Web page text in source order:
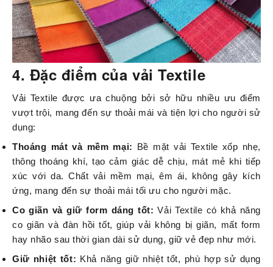
4. Đặc điểm của vải Textile
Vải Textile được ưa chuộng bởi sở hữu nhiều ưu điểm
vượt trội, mang đến sự thoải mái và tiện lợi cho người sử
dụng:
Thoáng mát và mềm mại: Bề mặt vải Textile xốp nhẹ,
thông thoáng khí, tạo cảm giác dễ chịu, mát mẻ khi tiếp
xúc với da. Chất vải mềm mại, êm ái, không gây kích
ứng, mang đến sự thoải mái tối ưu cho người mặc.
Co giãn và giữ form dáng tốt: Vải Textile có khả năng
co giãn và đàn hồi tốt, giúp vải không bị giãn, mất form
hay nhão sau thời gian dài sử dụng, giữ vẻ đẹp như mới.
Giữ nhiệt tốt: Khả năng giữ nhiệt tốt, phù hợp sử dụng